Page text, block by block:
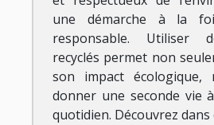
une démarche à la
responsable. Utiliser
recyclés permet non
son impact écologique,
donner une seconde vie
quotidien. Découvrez dans